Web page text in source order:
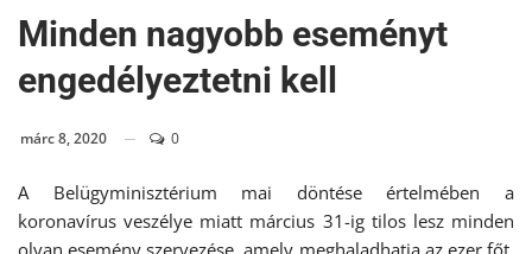
Minden nagyobb eseményt
engedélyeztetni kell
márc 8, 2020 0
A Belügyminisztérium mai döntése értelmében a
koronavírus veszélye miatt március 31-ig tilos lesz minden
olyan esemény szervezése, amely meghaladhatja az ezer főt.